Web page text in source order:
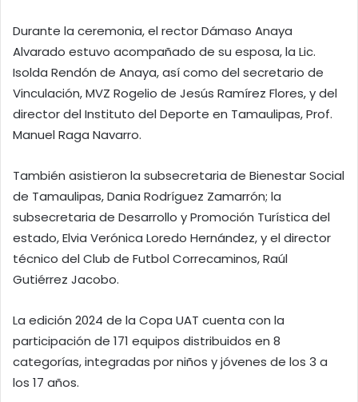
Durante la ceremonia, el rector Dámaso Anaya
Alvarado estuvo acompañado de su esposa, la Lic.
Isolda Rendón de Anaya, así como del secretario de
Vinculación, MVZ Rogelio de Jesús Ramírez Flores, y del
director del Instituto del Deporte en Tamaulipas, Prof.
Manuel Raga Navarro.
También asistieron la subsecretaria de Bienestar Social
de Tamaulipas, Dania Rodríguez Zamarrón; la
subsecretaria de Desarrollo y Promoción Turística del
estado, Elvia Verónica Loredo Hernández, y el director
técnico del Club de Futbol Correcaminos, Raúl
Gutiérrez Jacobo.
La edición 2024 de la Copa UAT cuenta con la
participación de 171 equipos distribuidos en 8
categorías, integradas por niños y jóvenes de los 3 a
los 17 años.